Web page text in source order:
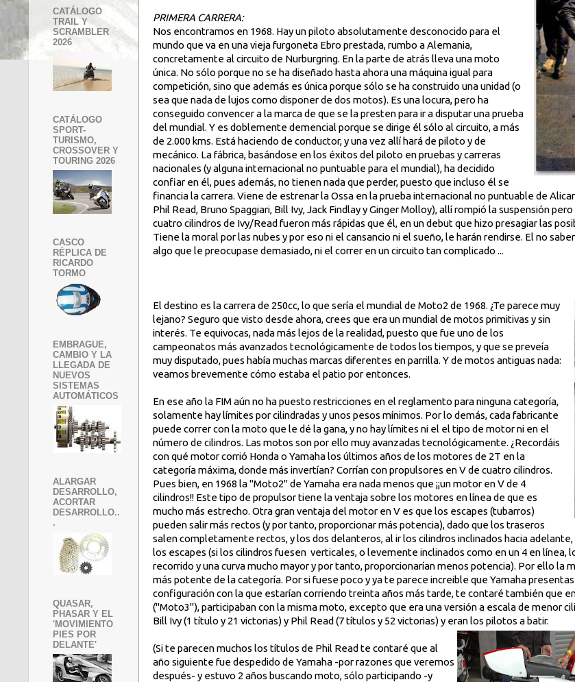
PRIMERA CARRERA:
Nos encontramos en 1968. Hay un piloto absolutamente desconocido para el
mundo que va en una vieja furgoneta Ebro prestada, rumbo a Alemania,
concretamente al circuito de Nurburgring. En la parte de atrás lleva una moto
única. No sólo porque no se ha diseñado hasta ahora una máquina igual para
competición, sino que además es única porque sólo se ha construido una unidad (o
sea que nada de lujos como disponer de dos motos). Es una locura, pero ha
conseguido convencer a la marca de que se la presten para ir a disputar una prueba
del mundial. Y es doblemente demencial porque se dirige él sólo al circuito, a más
de 2.000 kms. Está haciendo de conductor, y una vez allí hará de piloto y de
mecánico. La fábrica, basándose en los éxitos del piloto en pruebas y carreras
nacionales (y alguna internacional no puntuable para el mundial), ha decidido
confiar en él, pues además, no tienen nada que perder, puesto que incluso él se
financia la carrera. Viene de estrenar la Ossa en la prueba internacional no puntuable de
Phil Read, Bruno Spaggiari, Bill Ivy, Jack Findlay y Ginger Molloy), allí rompió la suspensión
cuatro cilindros de Ivy/Read fueron más rápidas que él, en un debut que hizo presagiar las
Tiene la moral por las nubes y por eso ni el cansancio ni el sueño, le harán rendirse. El no
algo que le preocupase demasiado, ni el correr en un circuito tan complicado ...
El destino es la carrera de 250cc, lo que sería el mundial de Moto2 de 1968. ¿Te parece muy
lejano? Seguro que visto desde ahora, crees que era un mundial de motos primitivas y sin
interés. Te equivocas, nada más lejos de la realidad, puesto que fue uno de los
campeonatos más avanzados tecnológicamente de todos los tiempos, y que se preveía
muy disputado, pues había muchas marcas diferentes en parrilla. Y de motos antiguas nada:
veamos brevemente cómo estaba el patio por entonces.
En ese año la FIM aún no ha puesto restricciones en el reglamento para ninguna categoría,
solamente hay límites por cilindradas y unos pesos mínimos. Por lo demás, cada fabricante
puede correr con la moto que le dé la gana, y no hay límites ni el el tipo de motor ni en el
número de cilindros. Las motos son por ello muy avanzadas tecnológicamente. ¿Recordáis
con qué motor corrió Honda o Yamaha los últimos años de los motores de 2T en la
categoría máxima, donde más invertían? Corrían con propulsores en V de cuatro cilindros.
Pues bien, en 1968 la "Moto2" de Yamaha era nada menos que ¡¡un motor en V de 4
cilindros!! Este tipo de propulsor tiene la ventaja sobre los motores en línea de que es
mucho más estrecho. Otra gran ventaja del motor en V es que los escapes (tubarros)
pueden salir más rectos (y por tanto, proporcionar más potencia), dado que los traseros
salen completamente rectos, y los dos delanteros, al ir los cilindros inclinados hacia
los escapes (si los cilindros fuesen verticales, o levemente inclinados como en un 4 en línea,
recorrido y una curva mucho mayor y por tanto, proporcionarían menos potencia). Por ello la
más potente de la categoría. Por si fuese poco y ya te parece increible que Yamaha
configuración con la que estarían corriendo treinta años más tarde, te contaré también que
("Moto3"), participaban con la misma moto, excepto que era una versión a escala de menor
Bill Ivy (1 título y 21 victorias) y Phil Read (7 títulos y 52 victorias) y eran los pilotos a batir.
(Si te parecen muchos los títulos de Phil Read te contaré que al
año siguiente fue despedido de Yamaha -por razones que veremos
después- y estuvo 2 años buscando moto, sólo participando -y
CATÁLOGO
TRAIL Y
SCRAMBLER
2026
CATÁLOGO
SPORT-
TURISMO,
CROSSOVER Y
TOURING 2026
CASCO
RÉPLICA DE
RICARDO
TORMO
EMBRAGUE,
CAMBIO Y LA
LLEGADA DE
NUEVOS
SISTEMAS
AUTOMÁTICOS
ALARGAR
DESARROLLO,
ACORTAR
DESARROLLO..
.
QUASAR,
PHASAR Y EL
'MOVIMIENTO
PIES POR
DELANTE'